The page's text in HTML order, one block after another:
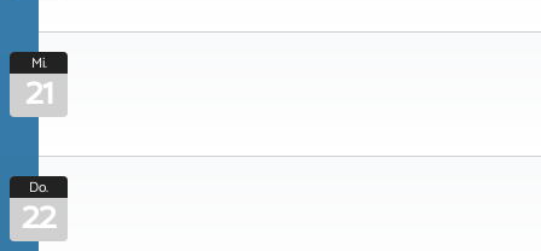
Mi.
21
Do.
22